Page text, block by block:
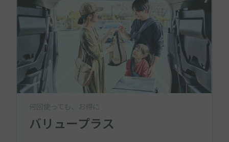
何回使っても、お得に
バリュープラス